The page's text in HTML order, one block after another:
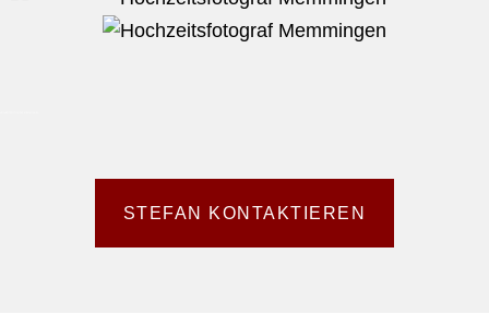
STEFAN KONTAKTIEREN